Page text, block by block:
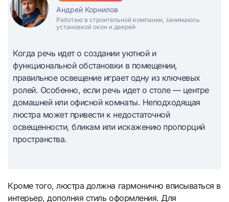
Андрей Корнилов
Работаю в строительной компании, занимаюсь
установкой окон и дверей
Когда речь идет о создании уютной и
функциональной обстановки в помещении,
правильное освещение играет одну из ключевых
ролей. Особенно, если речь идет о столе — центре
домашней или офисной комнаты. Неподходящая
люстра может привести к недостаточной
освещенности, бликам или искажению пропорций
пространства.
Кроме того, люстра должна гармонично вписываться в
интерьер, дополняя стиль оформления. Для